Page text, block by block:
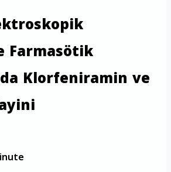
Farmasötik
Klorfeniramin ve